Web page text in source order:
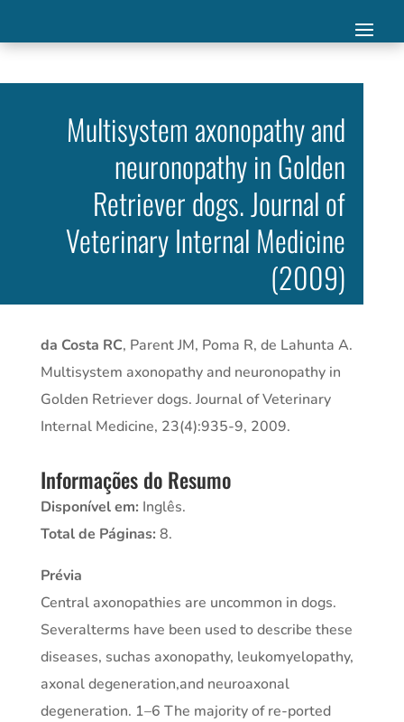
Multisystem axonopathy and
neuronopathy in Golden
Retriever dogs. Journal of
Veterinary Internal Medicine
(2009)
da Costa RC, Parent JM, Poma R, de Lahunta A.
Multisystem axonopathy and neuronopathy in
Golden Retriever dogs. Journal of Veterinary
Internal Medicine, 23(4):935-9, 2009.
Informações do Resumo
Disponível em: Inglês.
Total de Páginas: 8.
Prévia
Central axonopathies are uncommon in dogs.
Severalterms have been used to describe these
diseases, suchas axonopathy, leukomyelopathy,
axonal degeneration,and neuroaxonal
degeneration. 1–6 The majority of re-ported